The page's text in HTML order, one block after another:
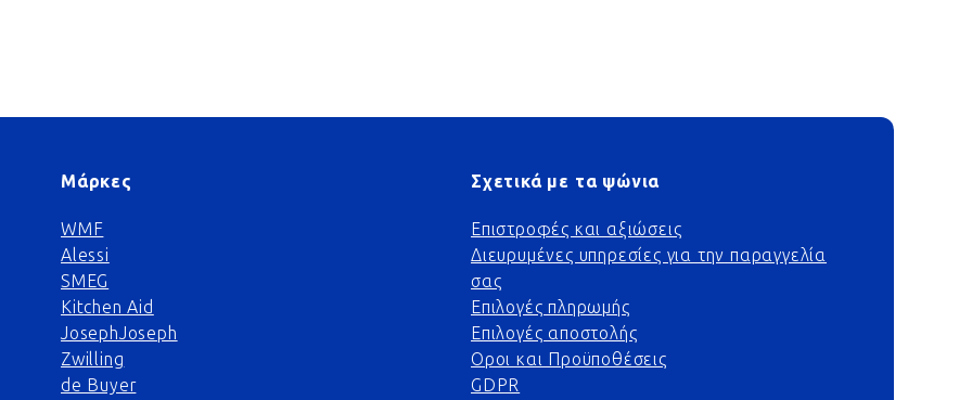
Μάρκες
WMF
Alessi
SMEG
Kitchen Aid
JosephJoseph
Zwilling
de Buyer
Σχετικά με τα ψώνια
Επιστροφές και αξιώσεις
Διευρυμένες υπηρεσίες για την παραγγελία
σας
Επιλογές πληρωμής
Επιλογές αποστολής
Οροι και Προϋποθέσεις
GDPR